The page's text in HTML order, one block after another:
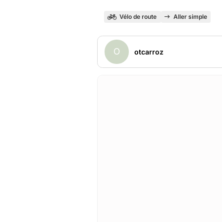
Vélo de route Aller simple
O otcarroz